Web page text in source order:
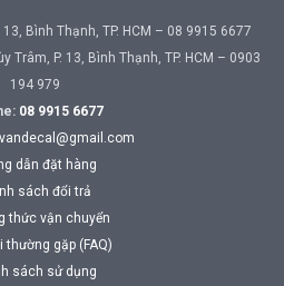
Bình Thạnh, TP. HCM – 08 9915 6677
Trâm, P. 13, Bình Thạnh, TP. HCM – 0903
194 979
08 9915 6677
dẫn đặt hàng
sách đổi trả
thức vận chuyển
thường gặp (FAQ)
sách sử dụng